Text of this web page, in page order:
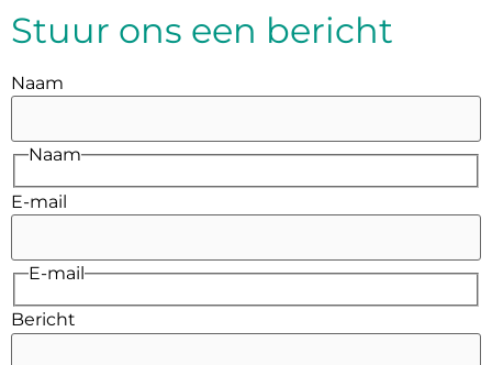
Stuur ons een bericht
Naam
Naam
E-mail
E-mail
Bericht